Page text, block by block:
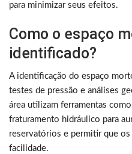
para minimizar seus efeitos.
Como o espaço
identificado?
A identificação do espaço
testes de pressão e análises
área utilizam ferramentas
fraturamento hidráulico para
reservatórios e permitir que
facilidade.